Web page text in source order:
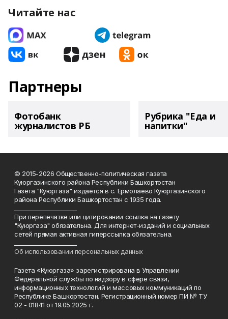
Читайте нас
Партнеры
Фотобанк
журналистов РБ
Рубрика "Еда и
напитки"
© 2015-2026 Общественно-политическая газета
Куюргазинского района Республики Башкортостан
Газета "Куюргаза" издается в с. Ермолаево Куюргазинского
района Республики Башкортостан с 1935 года.
При перепечатке или цитировании ссылка на газету
"Куюргаза" обязательна. Для интернет-изданий и социальных
сетей прямая активная гиперссылка обязательна.
Об использовании персональных данных
Газета «Куюргаза» зарегистрирована в Управлении
Федеральной службы по надзору в сфере связи,
информационных технологий и массовых коммуникаций по
Республике Башкортостан. Регистрационный номер ПИ № ТУ
02 - 01841 от 19.05.2025 г.